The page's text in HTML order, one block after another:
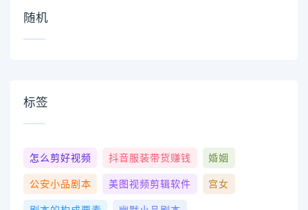
随机
标签
怎么剪好视频 抖音服装带货赚钱 婚姻
公安小品剧本 美图视频剪辑软件 宫女